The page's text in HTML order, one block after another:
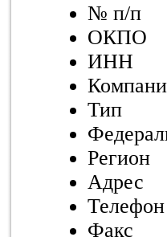
№ п/п
ОКПО
ИНН
Тип
Регион
Адрес
Телефон
Факс